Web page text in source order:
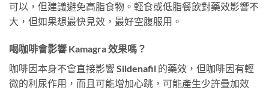
可以，但建議避免高脂食物。輕食或低脂餐飲對藥效影響不
大，但如果想最快見效，最好空腹服用。
喝咖啡會影響 Kamagra 效果嗎？
咖啡因本身不會直接影響 Sildenafil 的藥效，但咖啡因有輕
微的利尿作用，而且可能增加心跳，可能產生少許疊加效